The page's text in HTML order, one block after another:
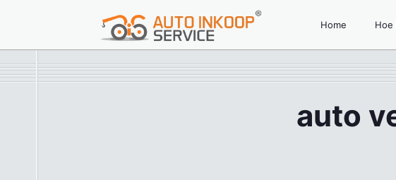
Home
auto